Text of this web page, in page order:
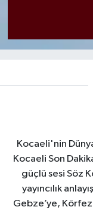
Kocaeli'nin
Kocaeli Son
güçlü sesi Söz
yayıncılık
Gebze’ye,